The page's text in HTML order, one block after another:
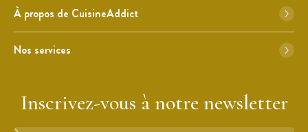
À propos de CuisineAddict
Nos services
Inscrivez-vous à notre newsletter